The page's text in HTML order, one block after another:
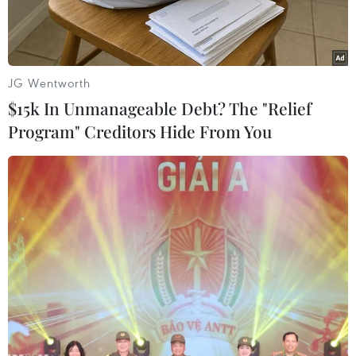
Ảnh minh họa. (Nguồn: Bloomberg)
Số liệu khảo sát mới nhất cho thấy giá nhà
tháng 10 ở Anh tiếp tục tăng trong bối cảnh
ngày càng có nhiều lo ngại về nguy cơ "bong
bóng" bất động sản ở nước này mặc dù giá nhà
trung bình hiện vẫn thấp hơn 7% so với mức
JG Wentworth
$15k In Unmanageable Debt? The "Relief
Program" Creditors Hide From You